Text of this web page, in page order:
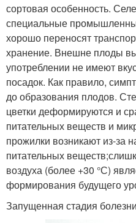
сортовая особенность.
специальные
хорошо переносят
хранение. Внешне плоды
употреблении не имеют
посадок. Как правило,
до образования плодов.
цветки деформируются и
питательных веществ и
прожилки возникают из-за
питательных
воздуха (более +30 °С)
формирования будущего
Запущенная стадия болезни